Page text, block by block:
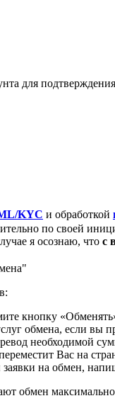
для
KYC и обработкой
по своей
я осознаю, что с
кнопку
обмена, если вы
необходимой
Вас на
на обмен,
обмен